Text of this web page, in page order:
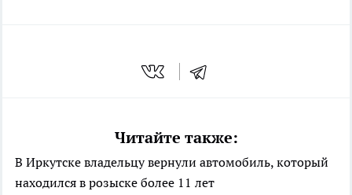
Читайте также:
В Иркутске владельцу вернули автомобиль, который
находился в розыске более 11 лет